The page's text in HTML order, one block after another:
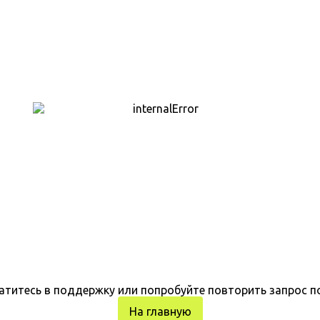
в поддержку или попробуйте повторить запрос
На главную